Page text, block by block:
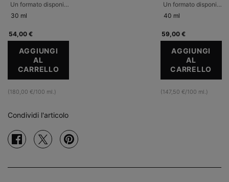
Un formato disponibile
30 ml
54,00 €
AGGIUNGI
AL
CARRELLO ULTRA FACIAL UV DEFENSE SPF 50
(180,00 €/100 ml.)
azione
Un formato disponibile
40 ml
59,00 €
AGGIUNGI
AL
CARRELLO
(147,50 €/100 ml.)
Condividi l'articolo
Condividi su facebook
Condividi su twitterCondividi su pinterest